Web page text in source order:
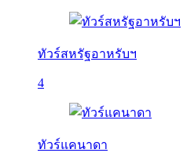
ทัวร์สหรัฐอาหรับฯ
4
ทัวร์แคนาดา